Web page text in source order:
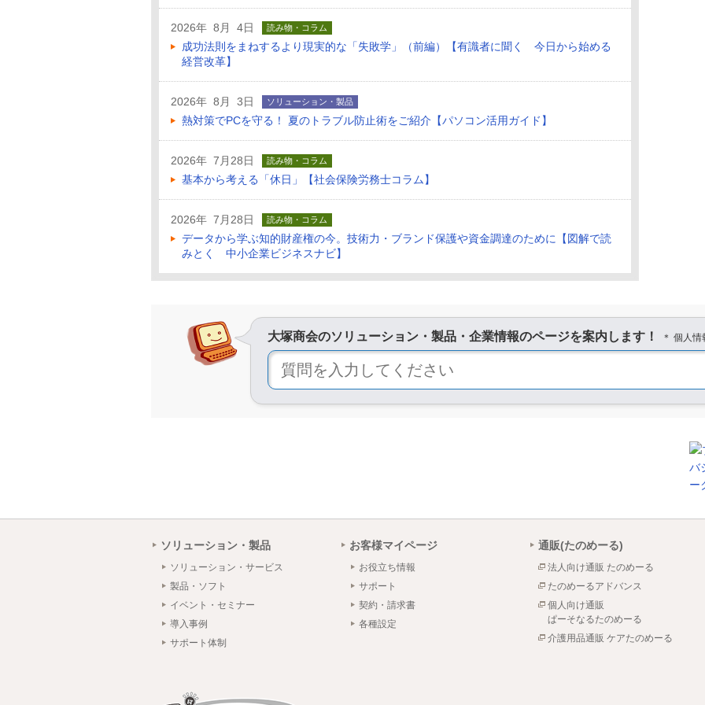
2026年 8月 4日 読み物・コラム
成功法則をまねするより現実的な「失敗学」（前編）【有識者に聞く 今日から始める
経営改革】
2026年 8月 3日 ソリューション・製品
熱対策でPCを守る！ 夏のトラブル防止術をご紹介【パソコン活用ガイド】
2026年 7月28日 読み物・コラム
基本から考える「休日」【社会保険労務士コラム】
2026年 7月28日 読み物・コラム
データから学ぶ知的財産権の今。技術力・ブランド保護や資金調達のために【図解で読
みとく 中小企業ビジネスナビ】
大塚商会のソリューション・製品・企業情報のページを案内します！ ＊ 個人
ソリューション・製品
ソリューション・サービス
製品・ソフト
イベント・セミナー
導入事例
サポート体制
お客様マイページ
お役立ち情報
サポート
契約・請求書
各種設定
通販(たのめーる)
法人向け通販 たのめーる
たのめーるアドバンス
個人向け通販
ぱーそなるたのめーる
介護用品通販 ケアたのめーる